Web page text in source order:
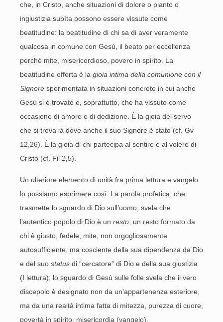
che, in Cristo, anche situazioni di dolore o pianto o
ingiustizia subìta possono essere vissute come
beatitudine: la beatitudine di chi sa di aver veramente
qualcosa in comune con Gesù, il beato per eccellenza
perché mite, misericordioso, povero in spirito. La
beatitudine offerta è la gioia intima della comunione con il
Signore sperimentata in situazioni concrete in cui anche
Gesù si è trovato e, soprattutto, che ha vissuto come
occasione di amore e di dedizione. È la gioia del servo
che si trova là dove anche il suo Signore è stato (cf. Gv
12,26). È la gioia di chi partecipa al sentire e al volere di
Cristo (cf. Fil 2,5).
Un ulteriore elemento di unità fra prima lettura e vangelo
lo possiamo esprimere così. La parola profetica, che
trasmette lo sguardo di Dio sull’uomo, svela che
l’autentico popolo di Dio è un resto , un resto formato da
chi è giusto, fedele, mite, non orgogliosamente
autosufficiente, ma cosciente della sua dipendenza da Dio
e del suo status di “cercatore” di Dio e della sua giustizia
(I lettura); lo sguardo di Gesù sulle folle svela che il vero
discepolo è designato non da un’appartenenza esteriore,
ma da una realtà intima fatta di mitezza, purezza di cuore,
povertà in spirito, misericordia (vangelo).